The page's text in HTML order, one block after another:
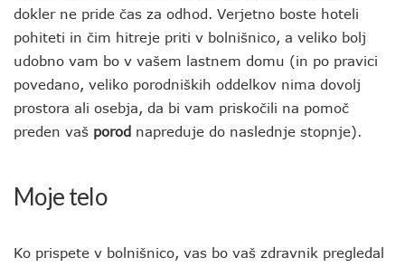
dokler ne pride čas za odhod. Verjetno boste hoteli
pohiteti in čim hitreje priti v bolnišnico, a veliko bolj
udobno vam bo v vašem lastnem domu (in po pravici
povedano, veliko porodniških oddelkov nima dovolj
prostora ali osebja, da bi vam priskočili na pomoč
preden vaš porod napreduje do naslednje stopnje).
Moje telo
Ko prispete v bolnišnico, vas bo vaš zdravnik pregledal